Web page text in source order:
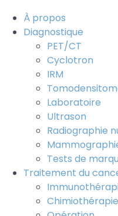
À propos
Diagnostique
PET/CT
Cyclotron
IRM
Laboratoire
Ultrason
Radiographie
Tests de
Traitement du
Chimiothérapie